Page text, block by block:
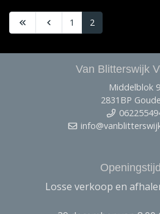
1 2
Van Blitterswijk
Middelblok
2831BP
Losse verkoop en